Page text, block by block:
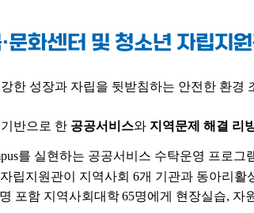
문화센터 및 청소년 자립지
한 성장과 자립을 뒷받침하는 안전한 환경
기반으로 한 공공서비스와 지역문제 해결 리
를 실현하는 공공서비스 수탁운영 프로그
립지원관이 지역사회 6개 기관과 동아리활
포함 지역사회대학65명에게 현장실습, 자